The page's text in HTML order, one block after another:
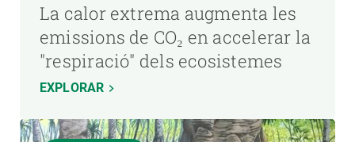
La calor extrema augmenta les
emissions de CO₂ en accelerar la
"respiració" dels ecosistemes
EXPLORAR